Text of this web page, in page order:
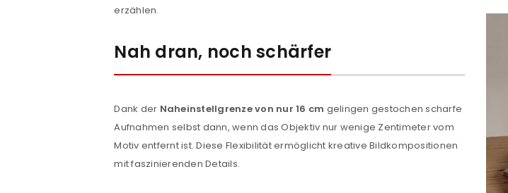
Benutzername oder E-Mail-Adresse E-
erzählen.
Nah dran, noch schärfer
Dank der Naheinstellgrenze von nur 16 cm gelingen gestochen scharfe
Aufnahmen selbst dann, wenn das Objektiv nur wenige Zentimeter vom
Motiv entfernt ist. Diese Flexibilität ermöglicht kreative Bildkompositionen
mit faszinierenden Details.